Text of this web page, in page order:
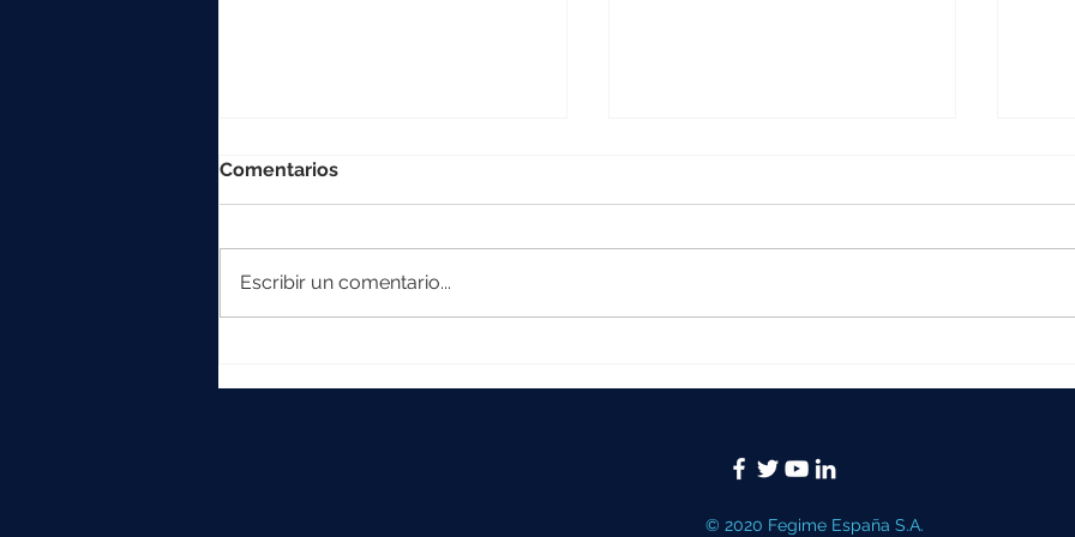
Comentarios
Escribir un comentario...
© 2020 Fegime España S.A.